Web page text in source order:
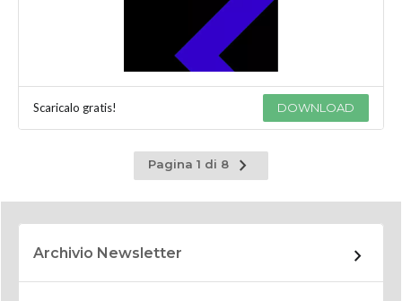
Scaricalo gratis! DOWNLOAD
Pagina 1 di 8
Pagina
successiva
Archivio Newsletter